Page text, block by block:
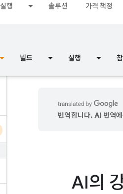
실행 솔루션 가격 책정
빌드 실행
번역합니다. AI 번역
AI의